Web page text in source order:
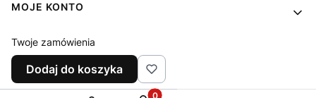
MOJE KONTO
Twoje zamówienia
Ustawienia konta
Ulubione
Dodaj do koszyka